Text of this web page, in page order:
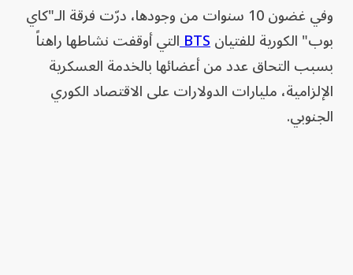
وفي غضون 10 سنوات من وجودها، درّت فرقة الـ"كاي
بوب" الكورية للفتيانBTSالتي أوقفت نشاطها راهناً
بسبب التحاق عدد من أعضائها بالخدمة العسكرية
الإلزامية، مليارات الدولارات على الاقتصاد الكوري
الجنوبي.